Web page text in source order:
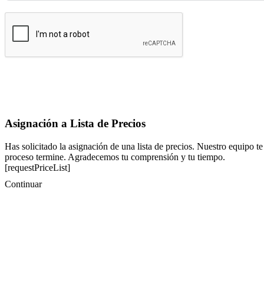
Asignación a Lista de Precios
Has solicitado la asignación de una lista de precios. Nuestro equipo
proceso termine. Agradecemos tu comprensión y tu tiempo.
[requestPriceList]
Continuar